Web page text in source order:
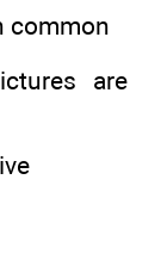
common
are